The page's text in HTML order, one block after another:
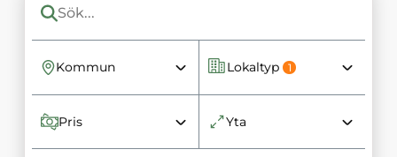
Kommun Lokaltyp 1
Pris Yta